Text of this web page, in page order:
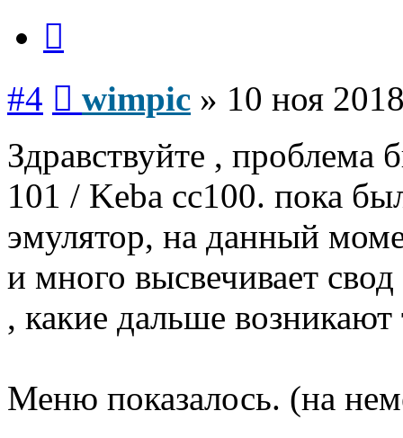
#4 wimpic » 10 ноя
Здравствуйте , проблема
101 / Keba cc100. пока
эмулятор, на данный
и много высвечивает
, какие дальше возникают
Меню показалось. (на